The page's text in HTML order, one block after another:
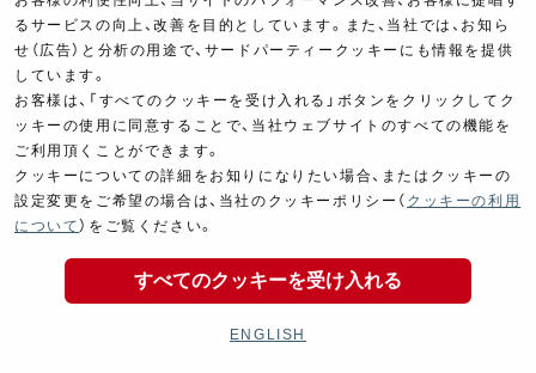
イベントスケジュール
ツーリングブレイクタイム
製品ポスター
Copyright ©YOSHIMURA JAPAN Co,Ltd. All Rights
るサービスの向上、改善を目的としています。また、当社では、お知ら
せ（広告）と分析の用途で、サードパーティークッキーにも情報を提供
しています。
お客様は、「すべてのクッキーを受け入れる」ボタンをクリックしてク
ッキーの使用に同意することで、当社ウェブサイトのすべての機能を
ご利用頂くことができます。
クッキーについての詳細をお知りになりたい場合、またはクッキーの
設定変更をご希望の場合は、当社のクッキーポリシー（ クッキーの利用
について ）をご覧ください。
すべてのクッキーを受け入れる
ENGLISH